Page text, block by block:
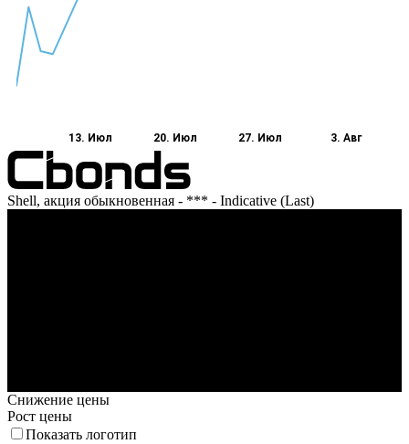
13. Июл 20. Июл 27. Июл 3. Авг
Shell, акция обыкновенная - *** - Indicative (Last)
Снижение цены
Рост цены
Показать логотип